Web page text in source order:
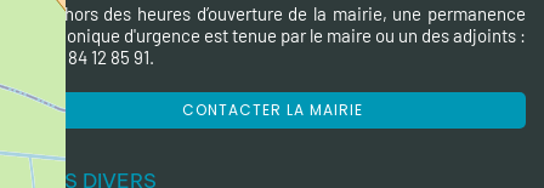
En dehors des heures d’ouverture de la mairie, une permanence
téléphonique d'urgence est tenue par le maire ou un des adjoints :
tél. 07 84 12 85 91.
CONTACTER LA MAIRIE
LIENS DIVERS